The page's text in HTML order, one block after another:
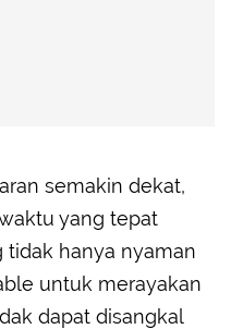
semakin dekat,
yang tepat
hanya nyaman
untuk merayakan
dapat disangkal